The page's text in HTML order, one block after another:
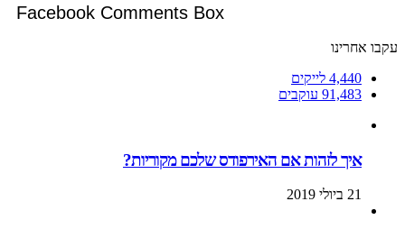
Facebook Comments Box
עקבו אחרינו
4,440 לייקים
91,483 עוקבים
איך לזהות אם האירפודס שלכם מקוריות?
21 ביולי 2019